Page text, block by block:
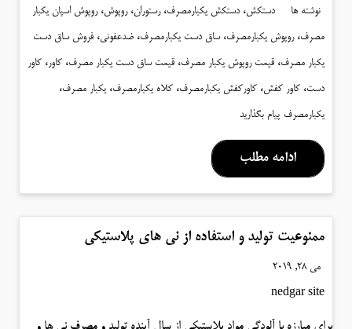
نوشته ها دستکش، دستکش یکبارمصرف،رستوران،روپوش،روپوش اسپان یکبار
مصرف،روپوش یکبارمصرف،ساق دست یکبارمصرف، ضدعفونی، فروش ساق دست
یکبار مصرف، قیمت روپوش یکبار مصرف، قیمت ساق دست یکبار مصرف، کاور، کاور
دست، کاور کفش، کاورکفش یکبارمصرف، کلاه یکبارمصرف،یکبار مصرف،
یکبارمصرف پیام بگذارید
ادامه مطلب
ممنوعیت تولید و استفاده از نی های پلاستیکی
می 28, 2019
nedgar site